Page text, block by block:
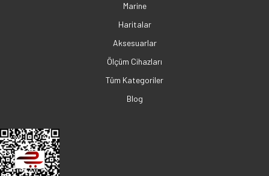
Marine
Haritalar
Aksesuarlar
Ölçüm Cihazları
Tüm Kategoriler
Blog